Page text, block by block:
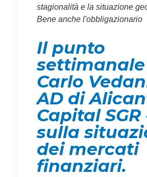
stagionalità e la situazione
Bene anche l'obbligazionario
Il punto
Carlo
AD di
Capital SGR
sulla
dei mercati
finanziari.